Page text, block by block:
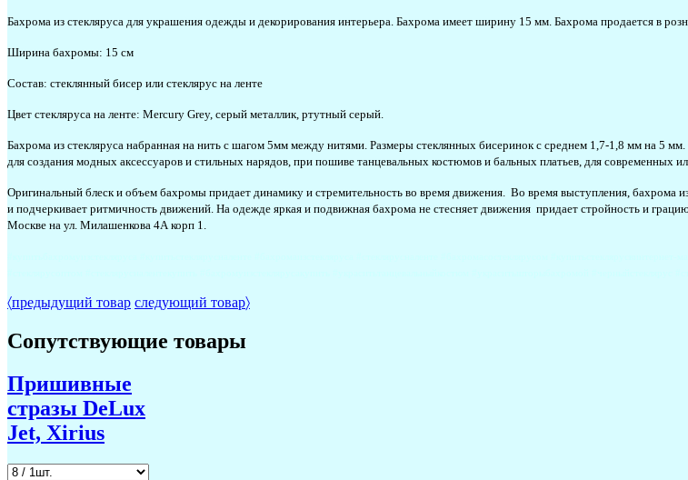
Бахрома из стекляруса для украшения одежды и декорирования интерьера. Бахрома имеет ширину 15 мм. Бахрома продается в
Ширина бахромы: 15 см
Состав: стеклянный бисер или стеклярус на ленте
Цвет стекляруса на ленте: Mercury Grey, серый металлик, ртутный серый.
Бахрома из стекляруса набранная на нить с шагом 5мм между нитями. Размеры стеклянных бисеринок с среднем 1,7-1,8 мм на 5 мм.
для создания модных аксессуаров и стильных нарядов, при пошиве танцевальных костюмов и бальных платьев, для современных
Оригинальный блеск и объем бахромы придает динамику и стремительность во время движения. Во время выступления, бахрома
и подчеркивает ритмичность движений. На одежде яркая и подвижная бахрома не стесняет движения придает стройность и
Москве на ул. Милашенкова 4А корп 1.
〈предыдущий товар следующий товар〉
Сопутствующие товары
Пришивные
стразы DeLux
Jet, Xirius